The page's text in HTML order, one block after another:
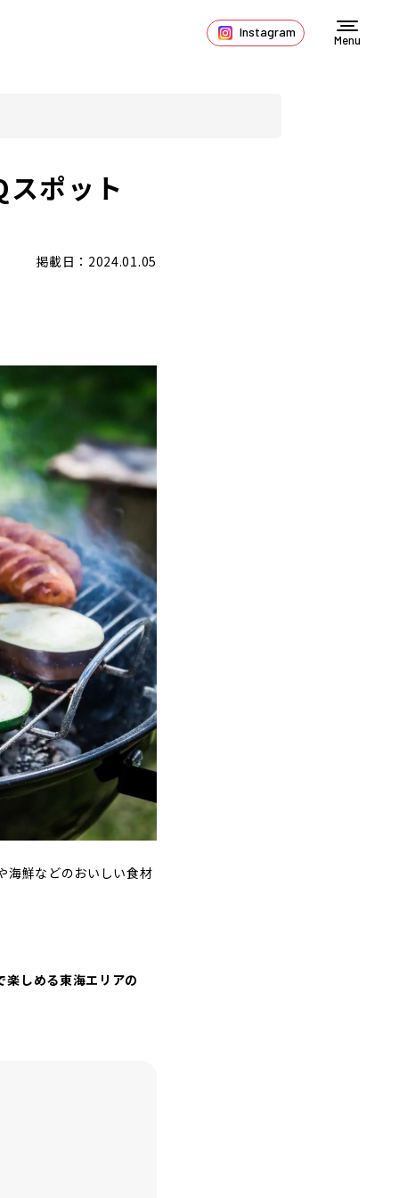
Instagram
Menu
ポット
掲載日：2024.01.05
海鮮などのおいしい食材
楽しめる東海エリアの